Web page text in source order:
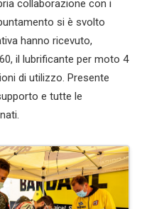
collaborazione con i
si è svolto
hanno ricevuto,
il lubrificante per moto 4
di utilizzo. Presente
e tutte le